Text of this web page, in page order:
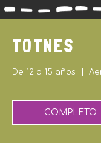
TOTNES
De 12 a 15 años
COMPLETO